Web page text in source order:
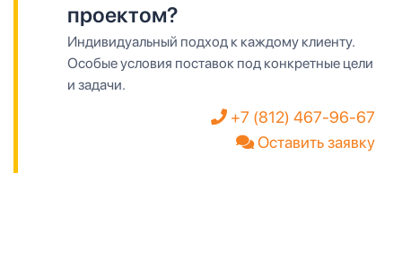
проектом?
Индивидуальный подход к каждому клиенту.
Особые условия поставок под конкретные цели
и задачи.
+7 (812) 467-96-67
Оставить заявку